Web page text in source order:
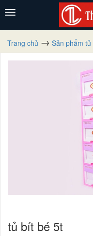
Trang chủ Sản phẩm tủ
tủ bít bé 5t